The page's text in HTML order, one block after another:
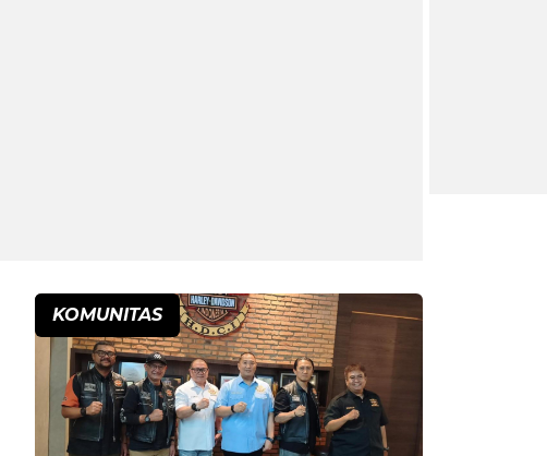
KOMUNITAS